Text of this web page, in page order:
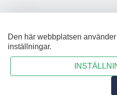
Den här webbplatsen
inställningar.